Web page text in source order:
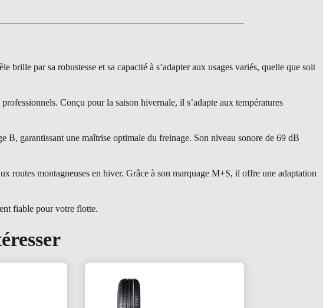
par sa robustesse et sa capacité à s’adapter aux usages variés, quelle que soit
Conçu pour la saison hivernale, il s’adapte aux températures
garantissant une maîtrise optimale du freinage. Son niveau sonore de 69 dB
routes montagneuses en hiver. Grâce à son marquage M+S, il offre une adaptation
fiable pour votre flotte.